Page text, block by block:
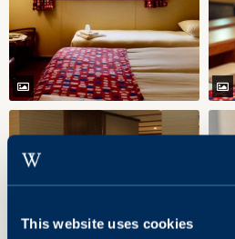
This website uses cookies